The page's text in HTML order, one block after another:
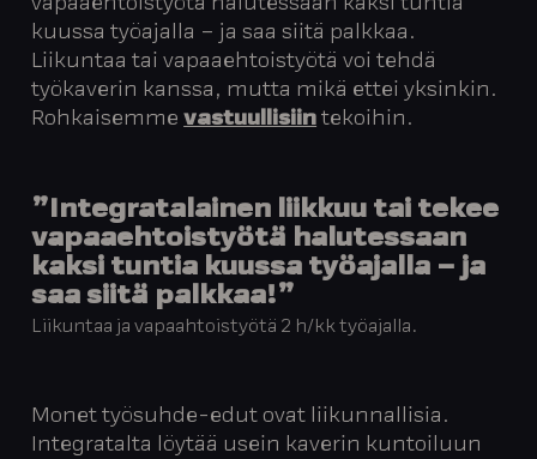
vapaaehtoistyötä halutessaan kaksi tuntia
kuussa työajalla – ja saa siitä palkkaa.
Liikuntaa tai vapaaehtoistyötä voi tehdä
työkaverin kanssa, mutta mikä ettei yksinkin.
Rohkaisemmevastuullisiin tekoihin.
”Integratalainen liikkuu tai tekee
vapaaehtoistyötä halutessaan
kaksi tuntia kuussa työajalla – ja
saa siitä palkkaa!”
Liikuntaa ja vapaahtoistyötä 2 h/kk työajalla.
Monet työsuhde-edut ovat liikunnallisia.
Integratalta löytää usein kaverin kuntoiluun